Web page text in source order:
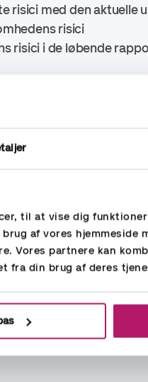
til at vise dig
af vores hjemmeside
Vores partnere kan
fra din brug af deres
med den aktuelle
risici
risici i de løbende
Derfor laver
på de
gør/kan følgende:
(inkl. muligt
uger
i de kommende uger
leverandører